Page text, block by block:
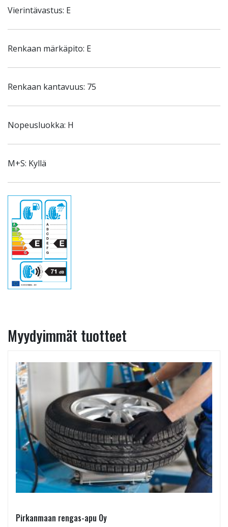
Vierintävastus: E
Renkaan märkäpito: E
Renkaan kantavuus: 75
Nopeusluokka: H
M+S: Kyllä
Myydyimmät tuotteet
Pirkanmaan rengas-apu Oy